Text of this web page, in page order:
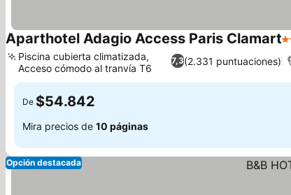
Aparthotel Adagio Access Paris Clamart3
7,3(2.331 puntuaciones)
Piscina cubierta climatizada,
Acceso cómodo al tranvía T6
De $54.842
Mira precios de 10 páginas
Opción destacada